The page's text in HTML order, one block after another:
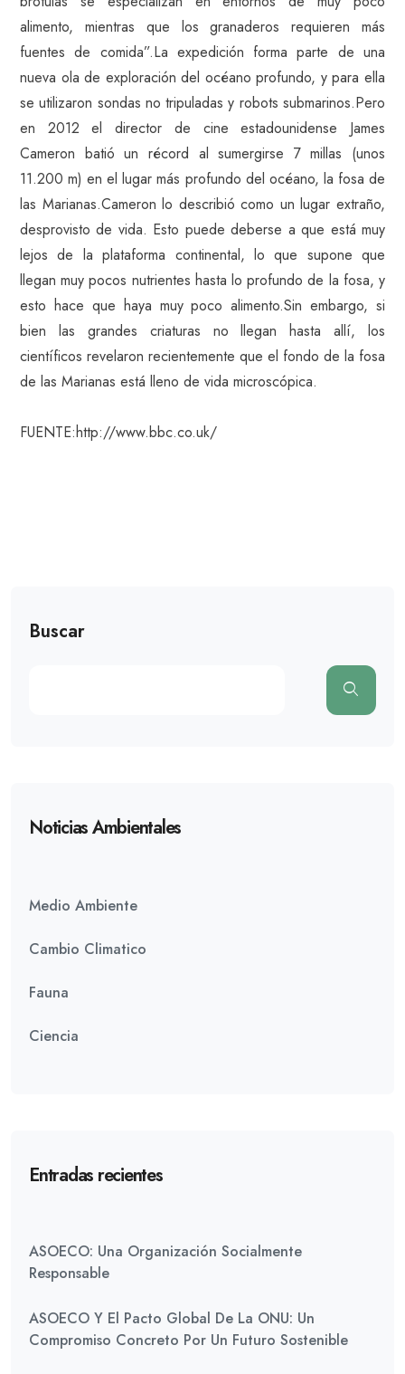
alimento, mientras que los granaderos requieren más
fuentes de comida”.La expedición forma parte de una
nueva ola de exploración del océano profundo, y para ella
se utilizaron sondas no tripuladas y robots submarinos.Pero
en 2012 el director de cine estadounidense James
Cameron batió un récord al sumergirse 7 millas (unos
11.200 m) en el lugar más profundo del océano, la fosa de
las Marianas.Cameron lo describió como un lugar extraño,
desprovisto de vida. Esto puede deberse a que está muy
lejos de la plataforma continental, lo que supone que
llegan muy pocos nutrientes hasta lo profundo de la fosa, y
esto hace que haya muy poco alimento.Sin embargo, si
bien las grandes criaturas no llegan hasta allí, los
científicos revelaron recientemente que el fondo de la fosa
de las Marianas está lleno de vida microscópica.
FUENTE:http://www.bbc.co.uk/
Buscar
Noticias Ambientales
Medio Ambiente
Cambio Climatico
Fauna
Ciencia
Entradas recientes
ASOECO: Una Organización Socialmente
Responsable
ASOECO Y El Pacto Global De La ONU: Un
Compromiso Concreto Por Un Futuro Sostenible